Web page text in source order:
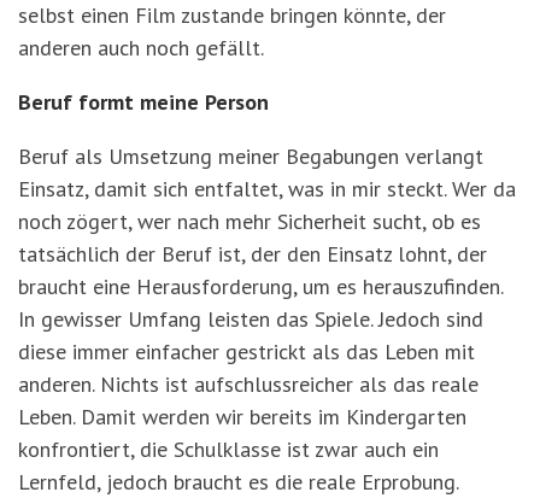
selbst einen Film zustande bringen könnte, der
anderen auch noch gefällt.
Beruf formt meine Person
Beruf als Umsetzung meiner Begabungen verlangt
Einsatz, damit sich entfaltet, was in mir steckt. Wer da
noch zögert, wer nach mehr Sicherheit sucht, ob es
tatsächlich der Beruf ist, der den Einsatz lohnt, der
braucht eine Herausforderung, um es herauszufinden.
In gewisser Umfang leisten das Spiele. Jedoch sind
diese immer einfacher gestrickt als das Leben mit
anderen. Nichts ist aufschlussreicher als das reale
Leben. Damit werden wir bereits im Kindergarten
konfrontiert, die Schulklasse ist zwar auch ein
Lernfeld, jedoch braucht es die reale Erprobung.